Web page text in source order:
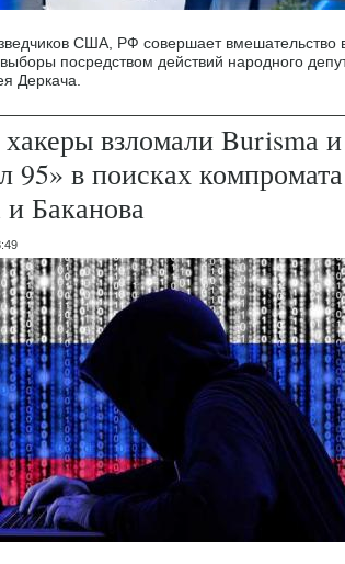
США, РФ совершает вмешательство
посредством действий народного
Деркача.
взломали Burismа и
95» в поисках
Баканова